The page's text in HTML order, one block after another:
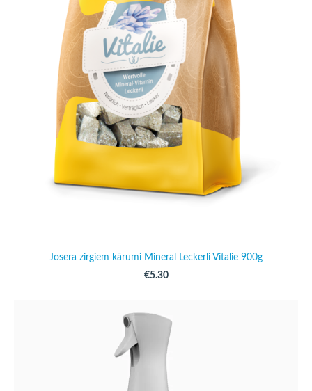
Josera zirgiem kārumi Mineral Leckerli Vitalie 900g
€5.30